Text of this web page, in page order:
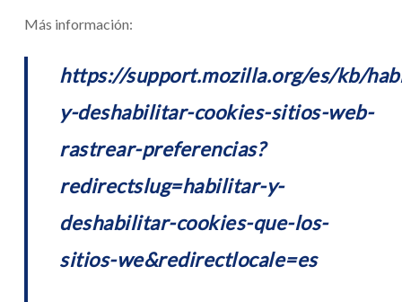
Más información:
https://support.mozilla.org/es/kb/
y-deshabilitar-cookies-sitios-web-
rastrear-preferencias?
redirectslug=habilitar-y-
deshabilitar-cookies-que-los-
sitios-we&redirectlocale=es